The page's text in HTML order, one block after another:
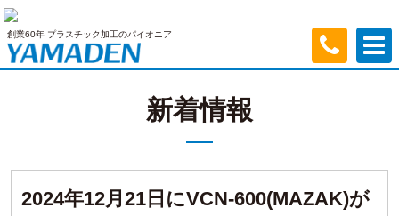
創業60年 プラスチック加工のパイオニア
新着情報
2024年12月21日にVCN-600(MAZAK)が